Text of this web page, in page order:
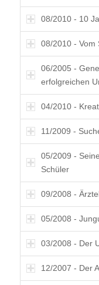
08/2010 - 10
08/2010 - Vom
06/2005 -
erfolgreichen
04/2010 -
11/2009 -
05/2009 -
Schüler
09/2008 -
05/2008 -
03/2008 - Der
12/2007 - Der